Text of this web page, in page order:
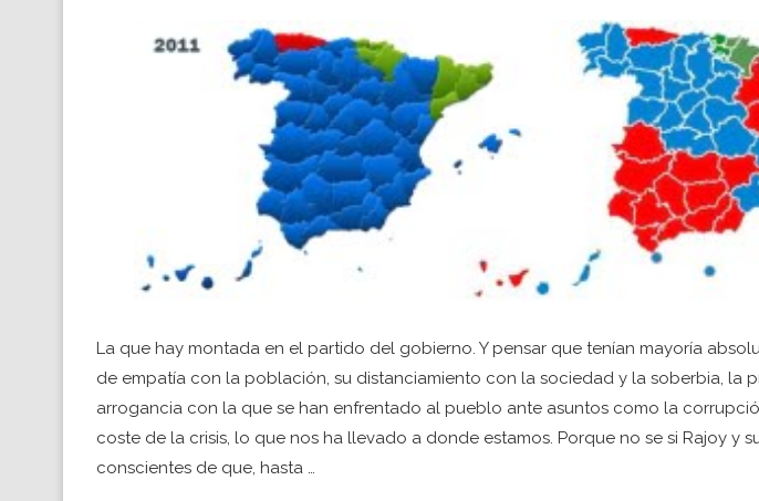
La que hay montada en el partido del gobierno. Y pensar que tenían mayoría
de empatía con la población, su distanciamiento con la sociedad y la soberbia, la
arrogancia con la que se han enfrentado al pueblo ante asuntos como la
coste de la crisis, lo que nos ha llevado a donde estamos. Porque no se si Rajoy y
conscientes de que, hasta …